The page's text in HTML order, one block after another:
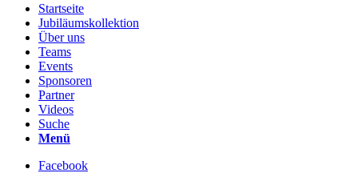
Startseite
Jubiläumskollektion
Über uns
Teams
Events
Sponsoren
Partner
Videos
Suche
Menü
Facebook